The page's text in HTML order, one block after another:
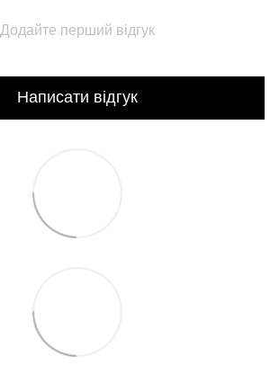
Додайте перший відгук
Написати відгук